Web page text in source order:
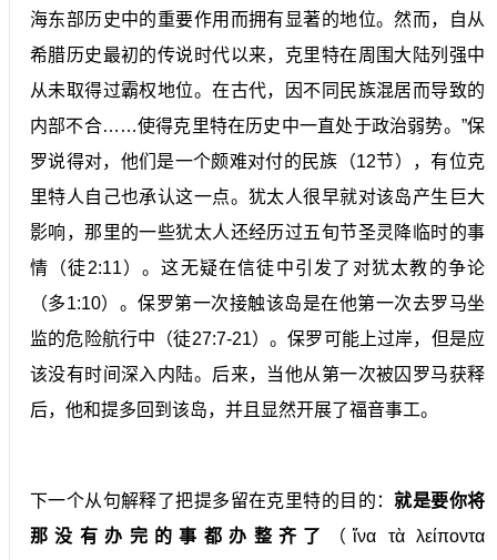
海东部历史中的重要作用而拥有显著的地位。然而，自从
希腊历史最初的传说时代以来，克里特在周围大陆列强中
从未取得过霸权地位。在古代，因不同民族混居而导致的
内部不合……使得克里特在历史中一直处于政治弱势。”保
罗说得对，他们是一个颇难对付的民族（12节），有位克
里特人自己也承认这一点。犹太人很早就对该岛产生巨大
影响，那里的一些犹太人还经历过五旬节圣灵降临时的事
情（徒2:11）。这无疑在信徒中引发了对犹太教的争论
（多1:10）。保罗第一次接触该岛是在他第一次去罗马坐
监的危险航行中（徒27:7-21）。保罗可能上过岸，但是应
该没有时间深入内陆。后来，当他从第一次被囚罗马获释
后，他和提多回到该岛，并且显然开展了福音事工。
下一个从句解释了把提多留在克里特的目的：就是要你将
那没有办完的事都办整齐了
（ἵνα τὰ λείποντα